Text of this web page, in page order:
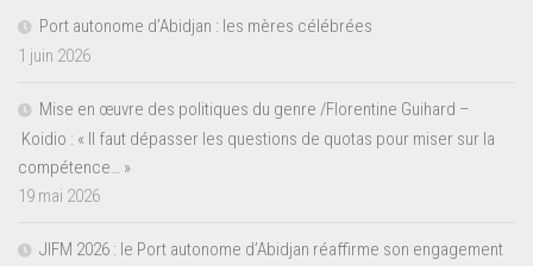
Port autonome d’Abidjan : les mères célébrées
1 juin 2026
Mise en œuvre des politiques du genre /Florentine Guihard –
Koidio : « Il faut dépasser les questions de quotas pour miser sur la
compétence… »
19 mai 2026
JIFM 2026 : le Port autonome d’Abidjan réaffirme son engagement